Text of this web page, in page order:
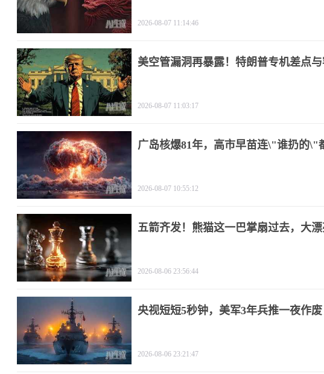
2026-08-07 11:14:46
美空管漏洞再暴露！特朗普专机差点
2026-08-07 11:03:17
广岛核爆81年，高市早苗连\"谁扔的\"
2026-08-07 10:55:12
五箭齐发！熊猫这一巴掌扇过去，大漂
2026-08-06 23:56:44
央视短短5秒钟，美军3年兵推一夜作
2026-08-06 23:21:47